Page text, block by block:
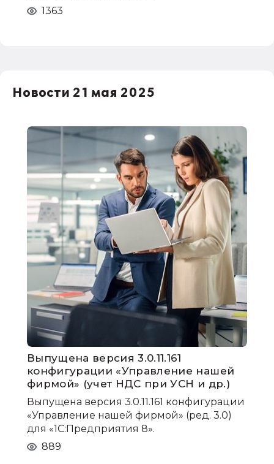
1363
Новости 21 мая 2025
Выпущена версия 3.0.11.161
конфигурации «Управление нашей
фирмой» (учет НДС при УСН и др.)
Выпущена версия 3.0.11.161 конфигурации
«Управление нашей фирмой» (ред. 3.0)
для «1С:Предприятия 8».
889